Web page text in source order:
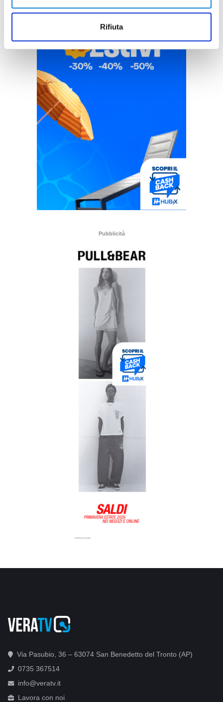
Rifiuta
Pubblicità
Via Pasubio, 36 – 63074 San Benedetto del Tronto (AP)
0735 367514
info@veratv.it
Lavora con noi